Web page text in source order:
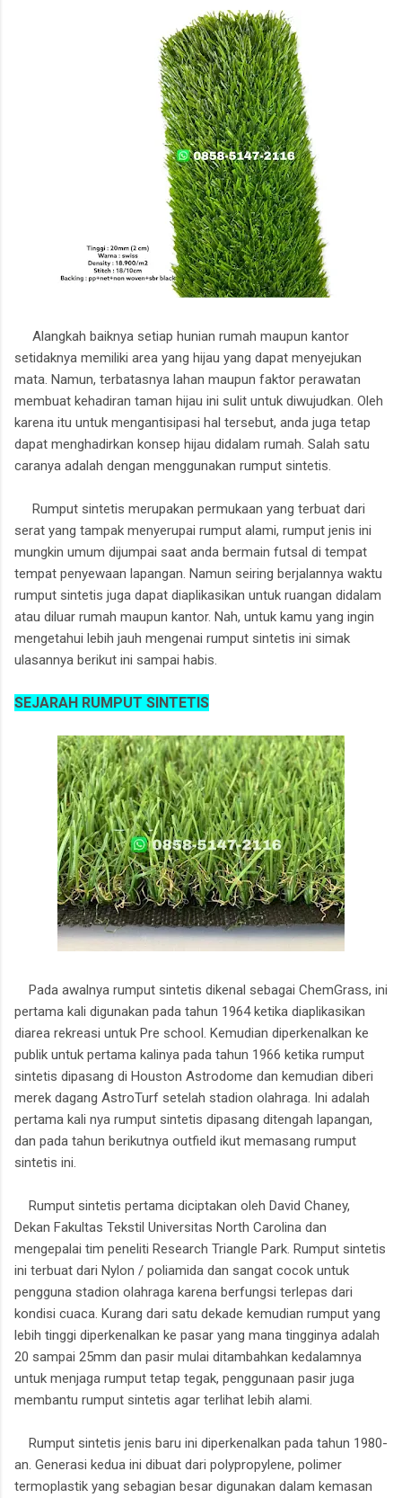
Alangkah baiknya setiap hunian rumah maupun kantor
setidaknya memiliki area yang hijau yang dapat menyejukan
mata. Namun, terbatasnya lahan maupun faktor perawatan
membuat kehadiran taman hijau ini sulit untuk diwujudkan. Oleh
karena itu untuk mengantisipasi hal tersebut, anda juga tetap
dapat menghadirkan konsep hijau didalam rumah. Salah satu
caranya adalah dengan menggunakan rumput sintetis.
Rumput sintetis merupakan permukaan yang terbuat dari
serat yang tampak menyerupai rumput alami, rumput jenis ini
mungkin umum dijumpai saat anda bermain futsal di tempat
tempat penyewaan lapangan. Namun seiring berjalannya waktu
rumput sintetis juga dapat diaplikasikan untuk ruangan didalam
atau diluar rumah maupun kantor. Nah, untuk kamu yang ingin
mengetahui lebih jauh mengenai rumput sintetis ini simak
ulasannya berikut ini sampai habis.
SEJARAH RUMPUT SINTETIS
Pada awalnya rumput sintetis dikenal sebagai ChemGrass, ini
pertama kali digunakan pada tahun 1964 ketika diaplikasikan
diarea rekreasi untuk Pre school. Kemudian diperkenalkan ke
publik untuk pertama kalinya pada tahun 1966 ketika rumput
sintetis dipasang di Houston Astrodome dan kemudian diberi
merek dagang AstroTurf setelah stadion olahraga. Ini adalah
pertama kali nya rumput sintetis dipasang ditengah lapangan,
dan pada tahun berikutnya outfield ikut memasang rumput
sintetis ini.
Rumput sintetis pertama diciptakan oleh David Chaney,
Dekan Fakultas Tekstil Universitas North Carolina dan
mengepalai tim peneliti Research Triangle Park. Rumput sintetis
ini terbuat dari Nylon / poliamida dan sangat cocok untuk
pengguna stadion olahraga karena berfungsi terlepas dari
kondisi cuaca. Kurang dari satu dekade kemudian rumput yang
lebih tinggi diperkenalkan ke pasar yang mana tingginya adalah
20 sampai 25mm dan pasir mulai ditambahkan kedalamnya
untuk menjaga rumput tetap tegak, penggunaan pasir juga
membantu rumput sintetis agar terlihat lebih alami.
Rumput sintetis jenis baru ini diperkenalkan pada tahun 1980-
an. Generasi kedua ini dibuat dari polypropylene, polimer
termoplastik yang sebagian besar digunakan dalam kemasan